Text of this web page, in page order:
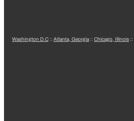
Washington D.C :: Atlanta, Georgia :: Chicago, Illinois ::